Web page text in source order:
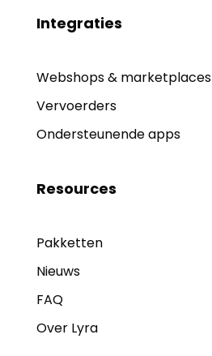
Integraties
Webshops & marketplaces
Vervoerders
Ondersteunende apps
Resources
Pakketten
Nieuws
FAQ
Over Lyra